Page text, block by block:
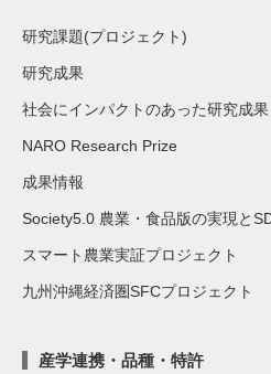
研究課題(プロジェクト)
研究成果
社会にインパクトのあった研究成果
NARO Research Prize
成果情報
Society5.0 農業・食品版の実現と
スマート農業実証プロジェクト
九州沖縄経済圏SFCプロジェクト
産学連携・品種・特許